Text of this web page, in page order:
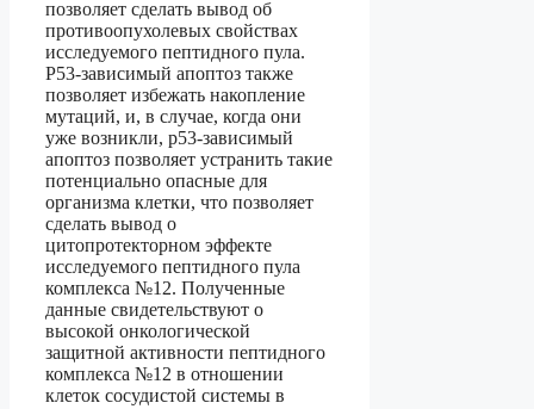
позволяет сделать вывод об
противоопухолевых свойствах
исследуемого пептидного пула.
Р53-зависимый апоптоз также
позволяет избежать накопление
мутаций, и, в случае, когда они
уже возникли, р53-зависимый
апоптоз позволяет устранить такие
потенциально опасные для
организма клетки, что позволяет
сделать вывод о
цитопротекторном эффекте
исследуемого пептидного пула
комплекса №12. Полученные
данные свидетельствуют о
высокой онкологической
защитной активности пептидного
комплекса №12 в отношении
клеток сосудистой системы в